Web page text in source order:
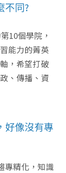
不同?
10個學院，
能力的菁英
，希望打破
、傳播、資
好像沒有專
專精化，知識